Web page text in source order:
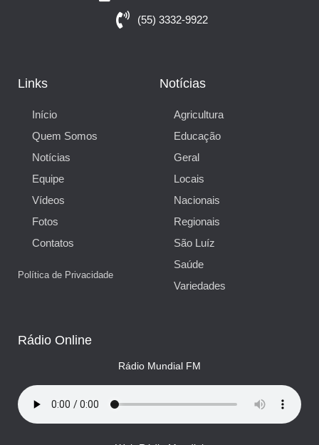
(55) 3332-9922
Links
Início
Quem Somos
Notícias
Equipe
Vídeos
Fotos
Contatos
Política de Privacidade
Notícias
Agricultura
Educação
Geral
Locais
Nacionais
Regionais
São Luíz
Saúde
Variedades
Rádio Online
Rádio Mundial FM